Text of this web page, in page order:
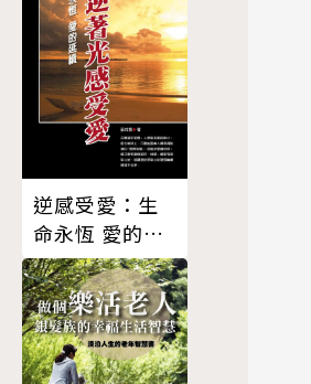
逆感受愛：生
命永恆 愛的延
續